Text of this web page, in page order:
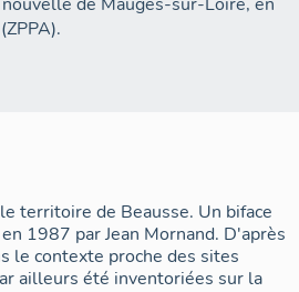
territoire de Beausse. Un biface
1987 par Jean Mornand. D'après
le contexte proche des sites
ailleurs été inventoriées sur la